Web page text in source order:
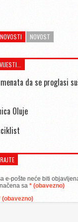
NOVOST
da se proglasi
Oluje
e-pošte neće biti
sa * (obavezno)
(obavezno)